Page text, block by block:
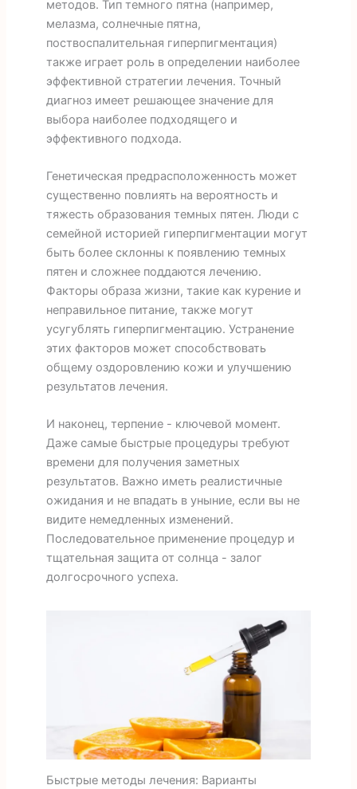
методов. Тип темного пятна (например,
мелазма, солнечные пятна,
поствоспалительная гиперпигментация)
также играет роль в определении наиболее
эффективной стратегии лечения. Точный
диагноз имеет решающее значение для
выбора наиболее подходящего и
эффективного подхода.
Генетическая предрасположенность может
существенно повлиять на вероятность и
тяжесть образования темных пятен. Люди с
семейной историей гиперпигментации могут
быть более склонны к появлению темных
пятен и сложнее поддаются лечению.
Факторы образа жизни, такие как курение и
неправильное питание, также могут
усугублять гиперпигментацию. Устранение
этих факторов может способствовать
общему оздоровлению кожи и улучшению
результатов лечения.
И наконец, терпение - ключевой момент.
Даже самые быстрые процедуры требуют
времени для получения заметных
результатов. Важно иметь реалистичные
ожидания и не впадать в уныние, если вы не
видите немедленных изменений.
Последовательное применение процедур и
тщательная защита от солнца - залог
долгосрочного успеха.
Быстрые методы лечения: Варианты